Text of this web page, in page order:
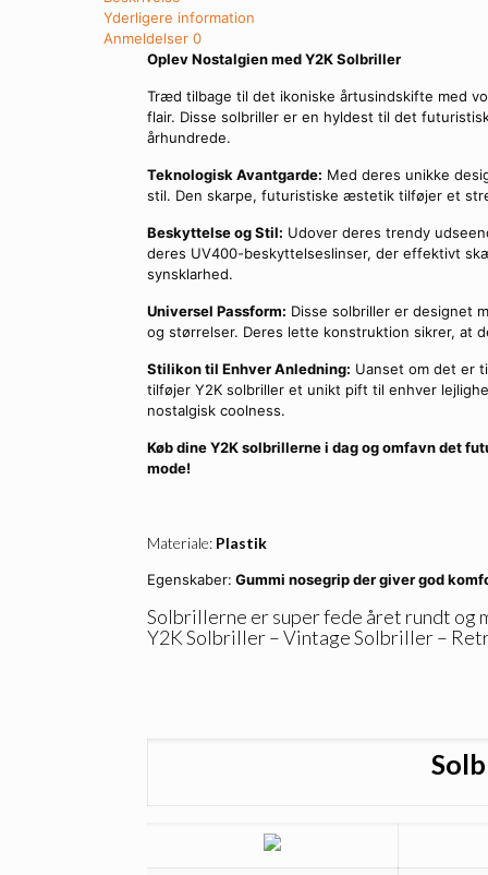
Yderligere information
Anmeldelser 0
Oplev Nostalgien med Y2K Solbriller
Træd tilbage til det ikoniske årtusindskifte med
flair. Disse solbriller er en hyldest til det
århundrede.
Teknologisk Avantgarde: Med deres unikke
stil. Den skarpe, futuristiske æstetik tilføjer et
Beskyttelse og Stil: Udover deres trendy
deres UV400-beskyttelseslinser, der effektivt
synsklarhed.
Universel Passform: Disse solbriller er designet
og størrelser. Deres lette konstruktion sikrer, at
Stilikon til Enhver Anledning: Uanset om det er
tilføjer Y2K solbriller et unikt pift til enhver
nostalgisk coolness.
Køb dine Y2K solbrillerne i dag og omfavn det
mode!
Materiale: Plastik
Egenskaber: Gummi nosegrip der giver god
Solbrillerne er super fede året rundt og
Y2K Solbriller – Vintage Solbriller –